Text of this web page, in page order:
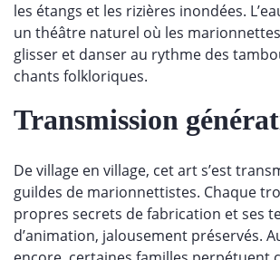
les étangs et les rizières inondées.
un théâtre naturel où les
glisser et danser au rythme des
chants folkloriques.
Transmission
De village en village, cet art s’est
guildes de marionnettistes. Chaque
propres secrets de fabrication et ses
d’animation, jalousement préservés.